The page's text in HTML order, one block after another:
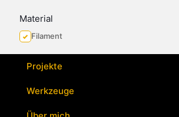
Material
Filament
Projekte
Werkzeuge